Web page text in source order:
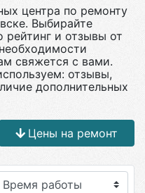
центра по ремонту
Выбирайте
рейтинг и отзывы от
свяжется с вами.
отзывы,
дополнительных
Цены на ремонт